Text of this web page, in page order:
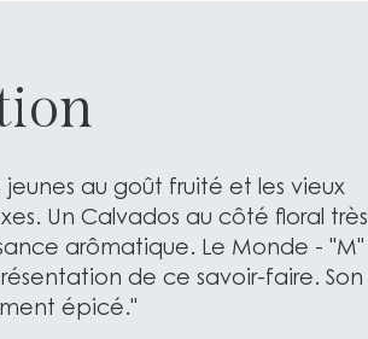
au goût fruité et les vieux
Un Calvados au côté floral très
arômatique. Le Monde - "M"
de ce savoir-faire. Son
épicé."